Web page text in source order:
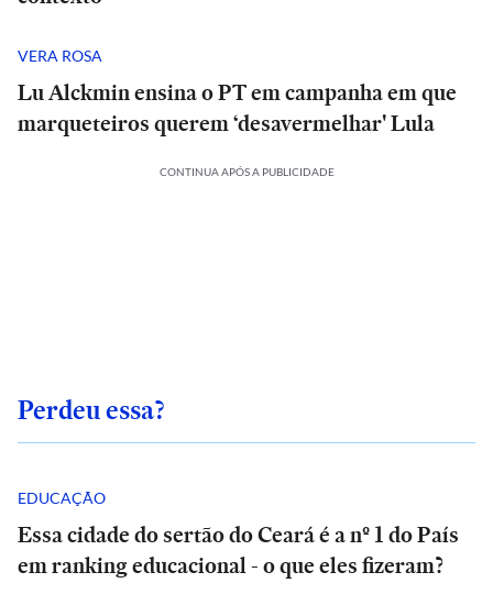
VERA ROSA
Lu Alckmin ensina o PT em campanha em que
marqueteiros querem ‘desavermelhar' Lula
CONTINUA APÓS A PUBLICIDADE
Perdeu essa?
EDUCAÇÃO
Essa cidade do sertão do Ceará é a nº 1 do País
em ranking educacional - o que eles fizeram?